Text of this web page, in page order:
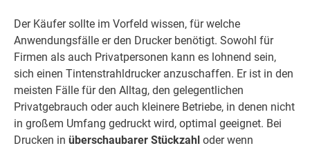
Der Käufer sollte im Vorfeld wissen, für welche
Anwendungsfälle er den Drucker benötigt. Sowohl für
Firmen als auch Privatpersonen kann es lohnend sein,
sich einen Tintenstrahldrucker anzuschaffen. Er ist in den
meisten Fälle für den Alltag, den gelegentlichen
Privatgebrauch oder auch kleinere Betriebe, in denen nicht
in großem Umfang gedruckt wird, optimal geeignet. Bei
Drucken in überschaubarer Stückzahl oder wenn